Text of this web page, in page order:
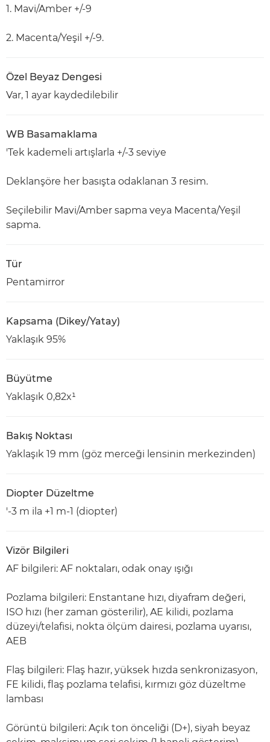
1. Mavi/Amber +/-9
2. Macenta/Yeşil +/-9.
Özel Beyaz Dengesi
Var, 1 ayar kaydedilebilir
WB Basamaklama
'Tek kademeli artışlarla +/-3 seviye
Deklanşöre her basışta odaklanan 3 resim.
Seçilebilir Mavi/Amber sapma veya Macenta/Yeşil
sapma.
Tür
Pentamirror
Kapsama (Dikey/Yatay)
Yaklaşık 95%
Büyütme
Yaklaşık 0,82x¹
Bakış Noktası
Yaklaşık 19 mm (göz merceği lensinin merkezinden)
Diopter Düzeltme
'-3 m ila +1 m-1 (diopter)
Vizör Bilgileri
AF bilgileri: AF noktaları, odak onay ışığı
Pozlama bilgileri: Enstantane hızı, diyafram değeri,
ISO hızı (her zaman gösterilir), AE kilidi, pozlama
düzeyi/telafisi, nokta ölçüm dairesi, pozlama uyarısı,
AEB
Flaş bilgileri: Flaş hazır, yüksek hızda senkronizasyon,
FE kilidi, flaş pozlama telafisi, kırmızı göz düzeltme
lambası
Görüntü bilgileri: Açık ton önceliği (D+), siyah beyaz